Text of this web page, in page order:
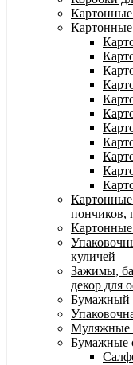
Картонные
Картонные
Картонные
пончиков,
Картонные
куличей
Зажимы,
декор для
Бумажный
Муляжные
Бумажные